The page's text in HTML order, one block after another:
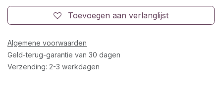
Toevoegen aan verlanglijst
Algemene voorwaarden
Geld-terug-garantie van 30 dagen
Verzending: 2-3 werkdagen